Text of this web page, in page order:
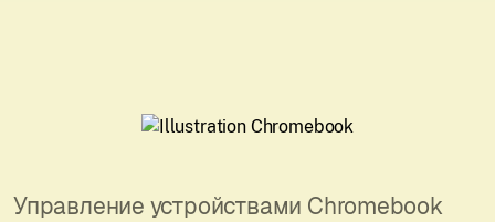
Управление устройствами Chromebook